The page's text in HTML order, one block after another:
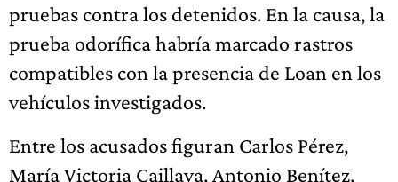
pruebas contra los detenidos. En la causa, la
prueba odorífica habría marcado rastros
compatibles con la presencia de Loan en los
vehículos investigados.
Entre los acusados figuran Carlos Pérez,
María Victoria Caillava, Antonio Benítez,